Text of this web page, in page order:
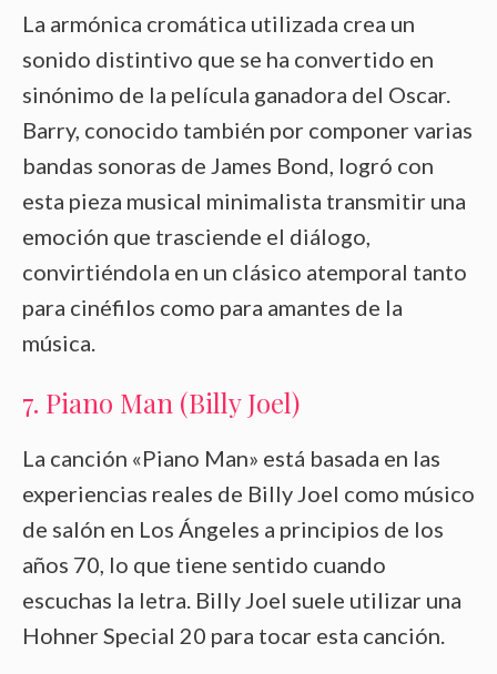
La armónica cromática utilizada crea un
sonido distintivo que se ha convertido en
sinónimo de la película ganadora del Oscar.
Barry, conocido también por componer varias
bandas sonoras de James Bond, logró con
esta pieza musical minimalista transmitir una
emoción que trasciende el diálogo,
convirtiéndola en un clásico atemporal tanto
para cinéfilos como para amantes de la
música.
7. Piano Man (Billy Joel)
La canción «Piano Man» está basada en las
experiencias reales de Billy Joel como músico
de salón en Los Ángeles a principios de los
años 70, lo que tiene sentido cuando
escuchas la letra. Billy Joel suele utilizar una
Hohner Special 20 para tocar esta canción.